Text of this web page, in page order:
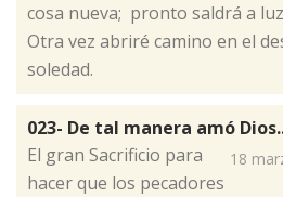
cosa nueva; pronto saldrá a
Otra vez abriré camino en el
soledad.
023- De tal manera amó
18
​El gran Sacrificio para
hacer que los pecadores